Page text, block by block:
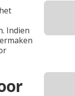
Indien